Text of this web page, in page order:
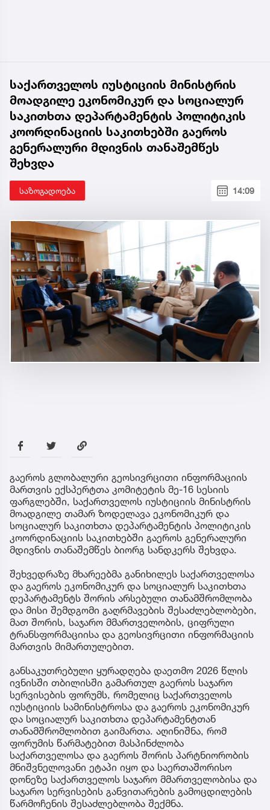
საქართველოს იუსტიციის მინისტრის
მოადგილე ეკონომიკურ და სოციალურ
საკითხთა დეპარტამენტის პოლიტიკის
კოორდინაციის საკითხებში გაეროს
გენერალური მდივნის თანაშემწეს
შეხვდა
საზოგადოება 14:09
გაეროს გლობალური გეოსივრცითი ინფორმაციის
მართვის ექსპერტთა კომიტეტის მე-16 სესიის
ფარგლებში, საქართველოს იუსტიციის მინისტრის
მოადგილე თამარ ზოდელავა ეკონომიკურ და
სოციალურ საკითხთა დეპარტამენტის პოლიტიკის
კოორდინაციის საკითხებში გაეროს გენერალური
მდივნის თანაშემწეს ბიორგ სანდკერს შეხვდა.
შეხვედრაზე მხარეებმა განიხილეს საქართველოსა
და გაეროს ეკონომიკურ და სოციალურ საკითხთა
დეპარტამენტს შორის არსებული თანამშრომლობა
და მისი შემდგომი გაღრმავების შესაძლებლობები,
მათ შორის, საჯარო მმართველობის, ციფრული
ტრანსფორმაციისა და გეოსივრცითი ინფორმაციის
მართვის მიმართულებით.
განსაკუთრებული ყურადღება დაეთმო 2026 წლის
ივნისში თბილისში გამართულ გაეროს საჯარო
სერვისების ფორუმს, რომელიც საქართველოს
იუსტიციის სამინისტროსა და გაეროს ეკონომიკურ
და სოციალურ საკითხთა დეპარტამენტთან
თანამშრომლობით გაიმართა. აღინიშნა, რომ
ფორუმის წარმატებით მასპინძლობა
საქართველოსა და გაეროს შორის პარტნიორობის
მნიშვნელოვანი ეტაპი იყო და საერთაშორისო
დონეზე საქართველოს საჯარო მმართველობისა და
საჯარო სერვისების განვითარების გამოცდილების
წარმოჩენის შესაძლებლობა შექმნა.